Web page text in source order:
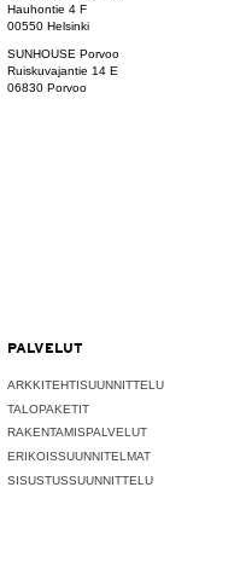
Hauhontie 4 F
00550 Helsinki
SUNHOUSE Porvoo
Ruiskuvajantie 14 E
06830 Porvoo
PALVELUT
ARKKITEHTISUUNNITTELU
TALOPAKETIT
RAKENTAMISPALVELUT
ERIKOISSUUNNITELMAT
SISUSTUSSUUNNITTELU